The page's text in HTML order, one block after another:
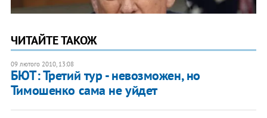
ЧИТАЙТЕ ТАКОЖ
09 лютого 2010, 13:08
БЮТ: Третий тур - невозможен, но
Тимошенко сама не уйдет